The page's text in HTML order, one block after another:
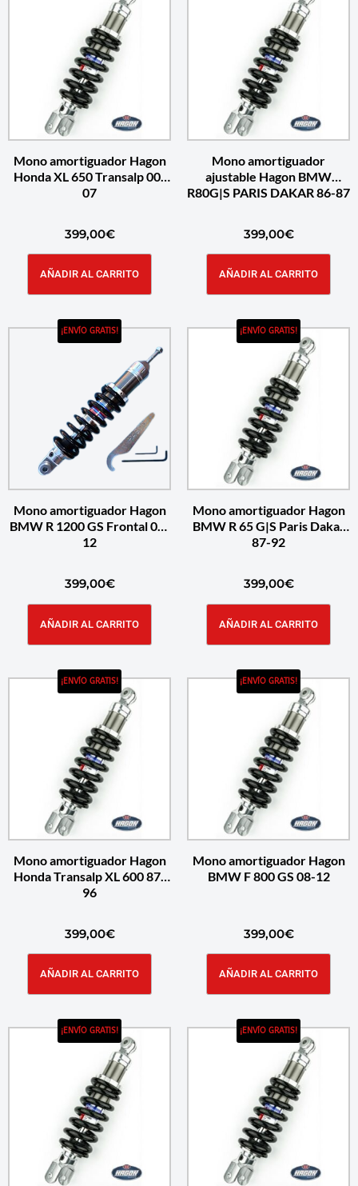
Mono amortiguador Hagon
Honda XL 650 Transalp 00-
07
399,00€
AÑADIR AL CARRITO
Mono amortiguador
ajustable Hagon BMW
R80G|S PARIS DAKAR 86-87
399,00€
AÑADIR AL CARRITO
¡ENVÍO GRATIS!
Mono amortiguador Hagon
BMW R 1200 GS Frontal 04-
12
399,00€
AÑADIR AL CARRITO
¡ENVÍO GRATIS!
Mono amortiguador Hagon
BMW R 65 G|S Paris Dakar
87-92
399,00€
AÑADIR AL CARRITO
¡ENVÍO GRATIS!
Mono amortiguador Hagon
Honda Transalp XL 600 87-
96
399,00€
AÑADIR AL CARRITO
¡ENVÍO GRATIS!
Mono amortiguador Hagon
BMW F 800 GS 08-12
399,00€
AÑADIR AL CARRITO
¡ENVÍO GRATIS! ¡ENVÍO GRATIS!